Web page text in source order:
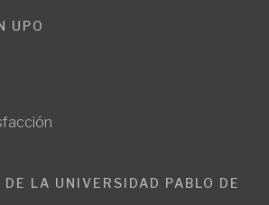
UPO
LA UNIVERSIDAD PABLO DE